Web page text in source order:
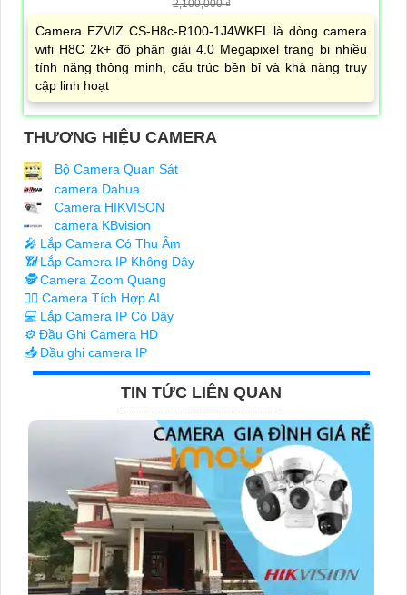
2,100,000 ₫
Camera EZVIZ CS-H8c-R100-1J4WKFL là dòng camera
wifi H8C 2k+ độ phân giải 4.0 Megapixel trang bị nhiều
tính năng thông minh, cấu trúc bền bỉ và khả năng truy
cập linh hoạt
THƯƠNG HIỆU CAMERA
Bộ Camera Quan Sát
camera Dahua
Camera HIKVISON
camera KBvision
️🎤️ Lắp Camera Có Thu Âm
📶Lắp Camera IP Không Dây
🕵️Camera Zoom Quang
🧛‍♀️ Camera Tích Hợp AI
💻 Lắp Camera IP Có Dây
⚙️ Đầu Ghi Camera HD
📥Đầu ghi camera IP
TIN TỨC LIÊN QUAN